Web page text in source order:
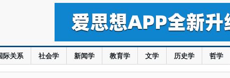
际关系 社会学 新闻学 教育学 文学 历史学 哲学